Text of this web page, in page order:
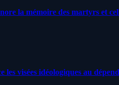
la mémoire des martyrs et
visées idéologiques au